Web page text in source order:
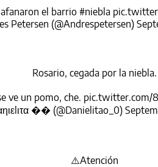
el barrio #niebla
Petersen (@Andrespetersen)
Rosario, cegada por la niebla.
ve un pomo, che. pic.twitter.com/
�� (@Danielitao_0)
⚠️Atención